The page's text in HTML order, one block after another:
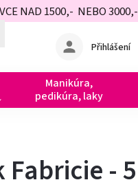
NAD 1500,- NEBO
Přihlášení
Manikúra,
pedikúra, laky
Fabricie -